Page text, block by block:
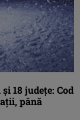
18 judeţe: Cod
până